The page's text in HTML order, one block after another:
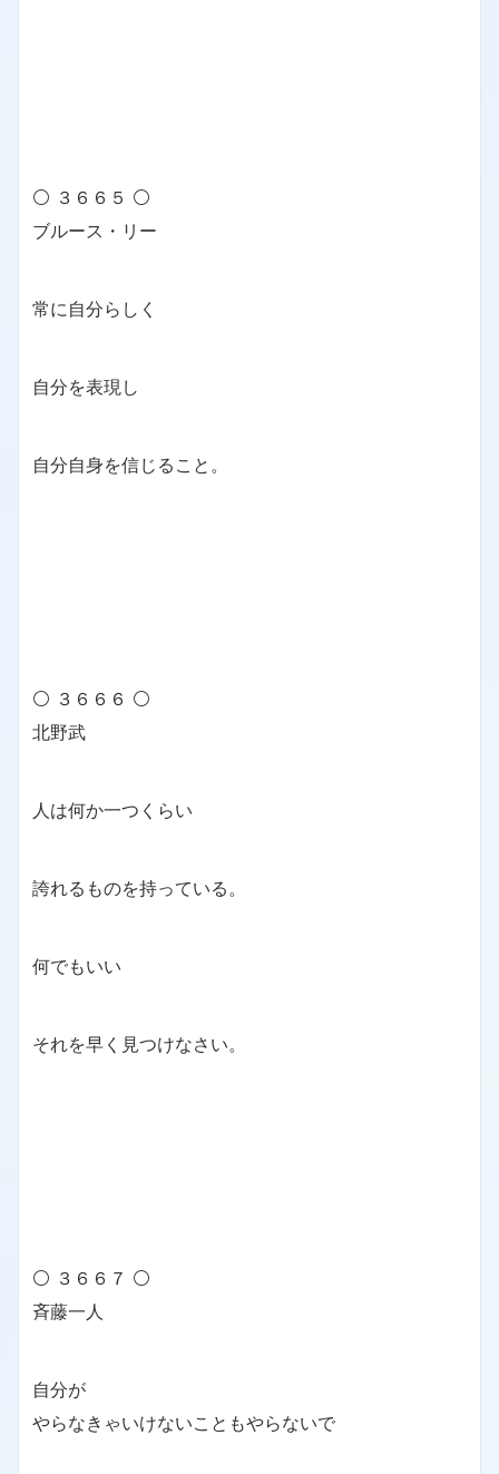
⚪ ３６６５ ⚪
ブルース・リー
常に自分らしく
自分を表現し
自分自身を信じること。
⚪ ３６６６ ⚪
北野武
人は何か一つくらい
誇れるものを持っている。
何でもいい
それを早く見つけなさい。
⚪ ３６６７ ⚪
斉藤一人
自分が
やらなきゃいけないこともやらないで